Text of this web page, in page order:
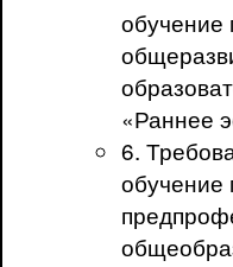
обучение
«Раннее
6.
обучение